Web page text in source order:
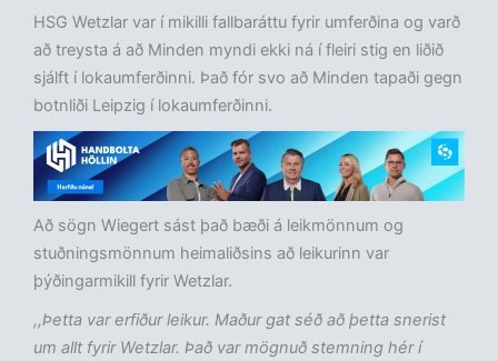
HSG Wetzlar var í mikilli fallbaráttu fyrir umferðina og varð
að treysta á að Minden myndi ekki ná í fleiri stig en liðið
sjálft í lokaumferðinni. Það fór svo að Minden tapaði gegn
botnliði Leipzig í lokaumferðinni.
Að sögn Wiegert sást það bæði á leikmönnum og
stuðningsmönnum heimaliðsins að leikurinn var
þýðingarmikill fyrir Wetzlar.
,,Þetta var erfiður leikur. Maður gat séð að þetta snerist
um allt fyrir Wetzlar. Það var mögnuð stemning hér í